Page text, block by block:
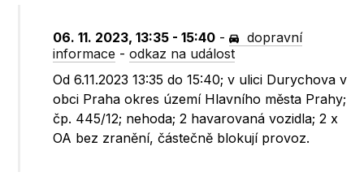
06. 11. 2023, 13:35 - 15:40 -
dopravní
informace -odkaz na událost
Od 6.11.2023 13:35 do 15:40; v ulici Durychova v
obci Praha okres území Hlavního města Prahy;
čp. 445/12; nehoda; 2 havarovaná vozidla; 2 x
OA bez zranění, částečně blokují provoz.